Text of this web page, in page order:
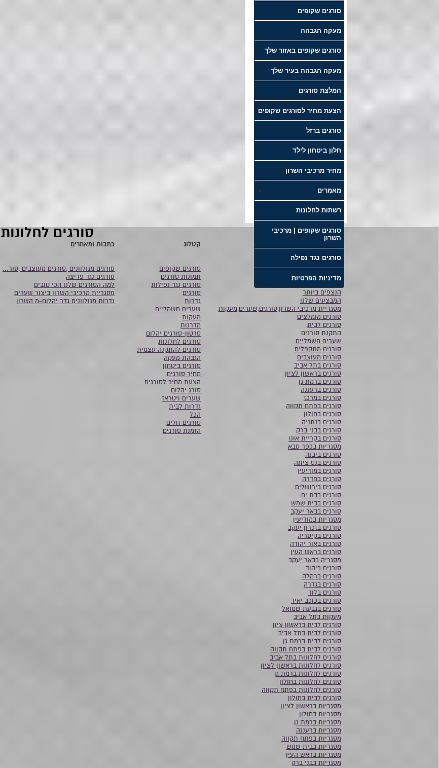
סורגים שקופים
מעקה הגבהה
סורגים שקופים באזור שלך
מעקה הגבהה בעיר שלך
המלצת סורגים
הצעת מחיר לסורגים שקופים
סורגים ברזל
חלון ביטחון לילד
מחיר מרכיבי השרון
מאמרים
רשתות לחלונות
סורגים שקופים | מרכיבי
השרון
סורגים נגד נפילה
מדיניות הפרטיות
דף הבית
סורגים
אודות
הנצפים ביותר
המבצעים שלנו
מסגריית מרכיבי השרון,סורגים,שערים,מעקות
סורגים מומלצים
סורגים לבית
התקנת סורגים
שערים חשמליים
סורגים מתקפלים
סורגים מעוצבים
סורגים בתל אביב
סורגים בראשון לציון
סורגים ברמת גן
סורגים ברעננה
סורגים במרכז
סורגים בפתח תקווה
סורגים בחולון
סורגים בנתניה
סורגים בבני ברק
סורגים בקריית אונו
מסגריות בכפר סבא
סורגים ביבנה
סורגים בנס ציונה
סורגים במודיעין
סורגים בחדרה
סורגים בירושלים
סורגים בבת ים
סורגים בבית שמש
סורגים בבאר יעקב
מסגריות במודיעין
סורגים בזכרון יעקב
סורגים בקיסריה
סורגים באור יהודה
סורגים בראש העין
מסגריה בבאר יעקב
סורגים ביהוד
סורגים ברמלה
סורגים בגדרה
סורגים בלוד
סורגים בכוכב יאיר
סורגים בגבעת שמואל
מעקות בתל אביב
סורגים לבית בראשון ציון
סורגים לבית בתל אביב
סורגים לבית ברמת גן
סורגים לבית בפתח תקווה
סורגים לחלונות בתל אביב
סורגים לחלונות בראשון לציון
סורגים לחלונות ברמת גן
סורגים לחלונות בחולון
סורגים לחלונות בפתח תקווה
סורגים לבית בחולון
מסגריות בראשון לציון
מסגריות בחולון
מסגריות ברמת גן
מסגריות ברעננה
מסגריות בפתח תקווה
מסגריות בבית שמש
מסגריות בראש העין
מסגריות בבני ברק
קטלוג
סורגים שקופים
תמונות סורגים
סורגים נגד נפילות
סורגים
גדרות
שערים חשמליים
מעקות
מדרגות
סרטון-סורגים יהלום
סורגים לחלונות
סורגים להתקנה עצמית
הגבהת מעקה
סורגים ביטחון
מחיר סורגים
הצעת מחיר לסורגים
סורג יהלום
שערים ויטראז
גדרות לבית
הכל
סורגים זולים
הזמנת סורגים
כתבות ומאמרים
סורגים מגולוונים ,סורגים מעוצבים ,סור...
סורגים נגד פריצה
למה הסורגים שלנו הכי טובים
מסגריית מרכיבי השרון ביצור שערים
גדרות מגולוונים גדר יהלום-מ השרון
סורגים לחלונות